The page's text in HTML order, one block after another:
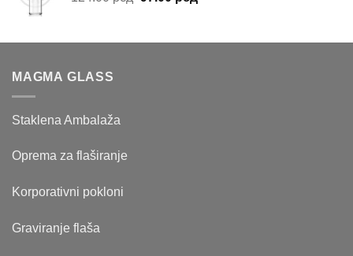
bila:
97.00 рсд.
MAGMA GLASS
Staklena Ambalaža
Oprema za flaširanje
Korporativni pokloni
Graviranje flaša